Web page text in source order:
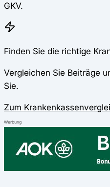
GKV.
Finden Sie die richtige
Vergleichen Sie Beiträge
Sie.
Zum
Werbung